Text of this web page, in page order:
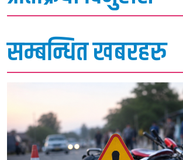
सम्बन्धित खबरहरु